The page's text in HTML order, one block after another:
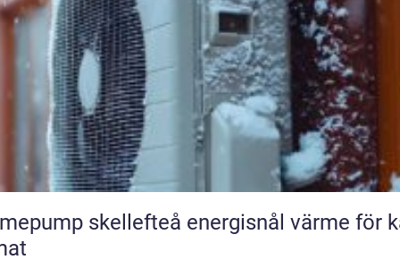
skellefteå energisnål värme för kallt